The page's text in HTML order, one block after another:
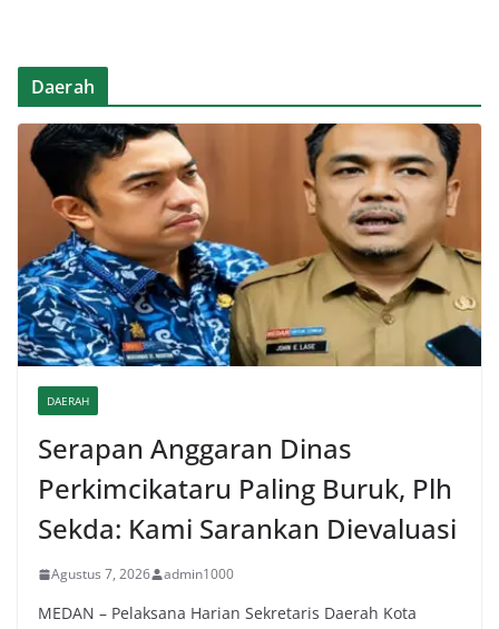
Daerah
DAERAH
Serapan Anggaran Dinas
Perkimcikataru Paling Buruk, Plh
Sekda: Kami Sarankan Dievaluasi
Agustus 7, 2026 admin1000
MEDAN – Pelaksana Harian Sekretaris Daerah Kota